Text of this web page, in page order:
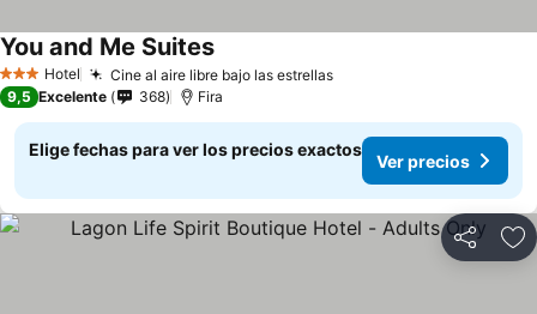
3 Estrellas
Hotel Cine al aire libre bajo las estrellas
You and Me Suites
9,5 Excelente 368 Fira
Elige fechas para ver los precios exactos
Ver precios
Compartir